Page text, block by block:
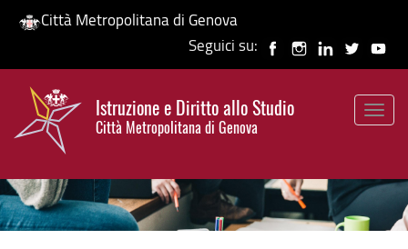
Salta
contenuto
principale
Città Metropolitana di Genova
Seguici su:
Istruzione e Diritto allo Studio
Città Metropolitana di Genova
HP banner